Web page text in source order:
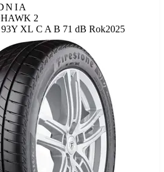
2
93Y XL Etykieta:
C A B 71 dB Rok2025